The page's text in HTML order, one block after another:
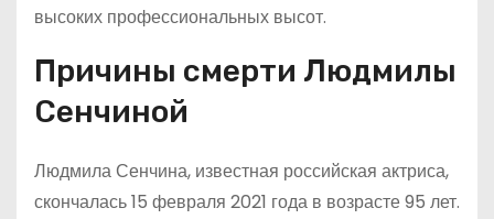
высоких профессиональных высот.
Причины смерти Людмилы
Сенчиной
Людмила Сенчина, известная российская актриса,
скончалась 15 февраля 2021 года в возрасте 95 лет.